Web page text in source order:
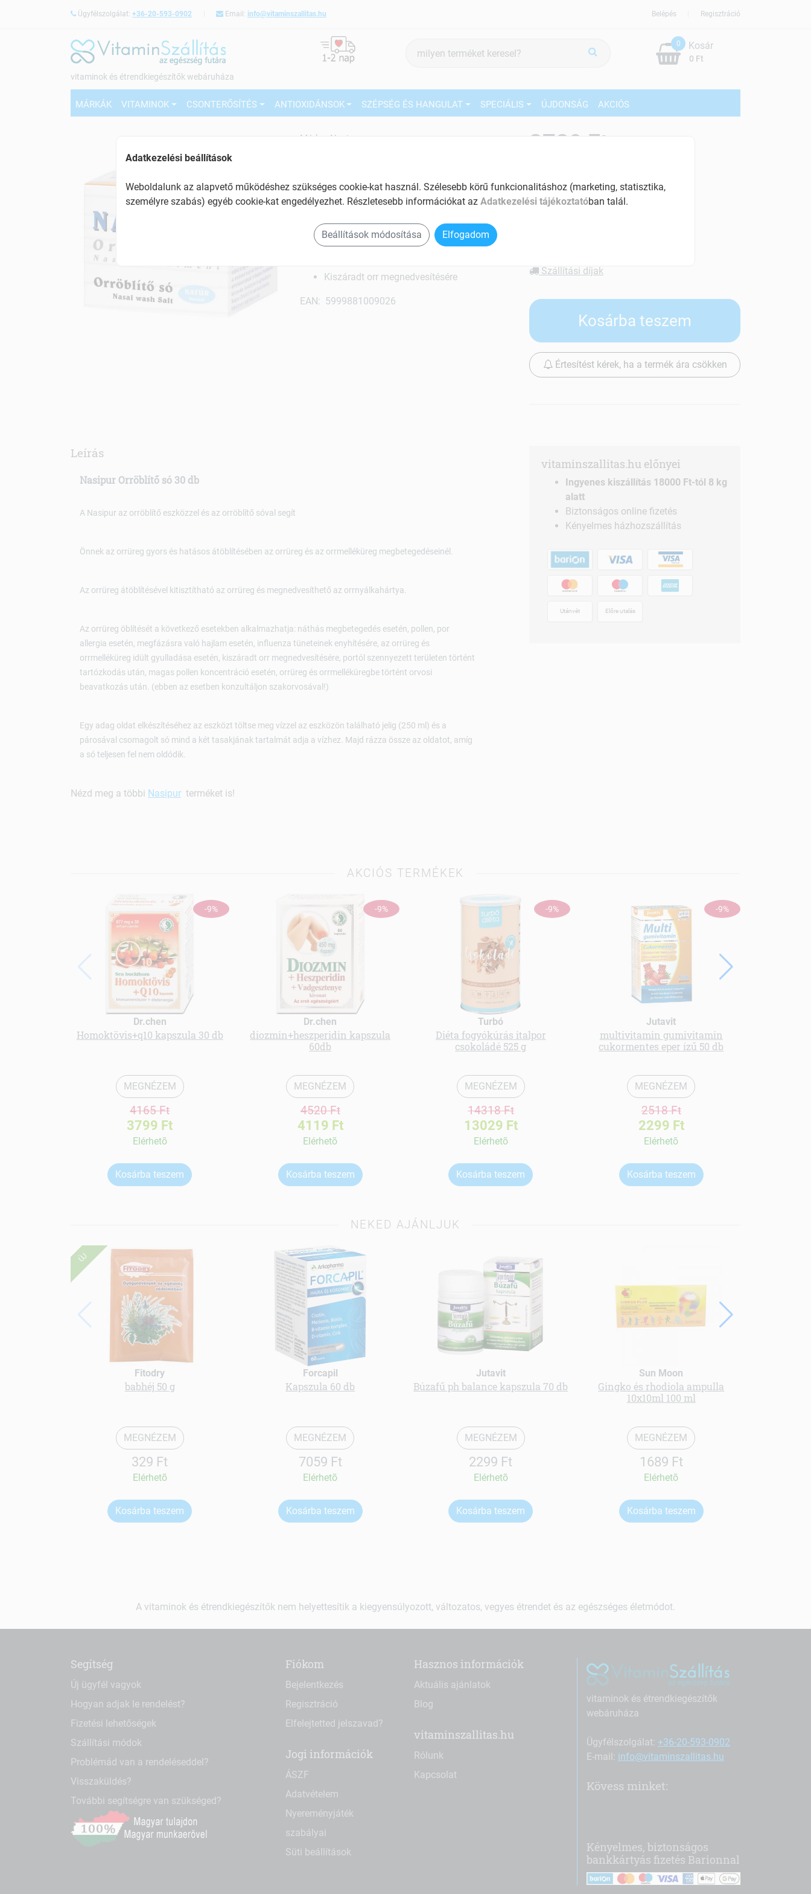
Ügyfélszolgálat: +36-20-593-0902 Email: info@vitaminszallitas.hu Regisztráció
Belépés
vitaminok és étrendkiegészítők webáruháza
keresés
0
0 Ft
Kosár
MÁRKÁK VITAMINOK CSONTERŐSÍTÉS ANTIOXIDÁNSOK SZÉPSÉG ÉS HANGULAT SPECIÁLIS ÚJDONSÁG AKCIÓS
Márka: Nasipur
Tartalom: 30 db
ajánlott
Hatásos a megfázás tüneteinek
Kiszáradt orr megnedvesítésére
EAN: 5999881009026
3729 Ft
Készletinformáció:
Szállítási díjak
Kosárba teszem
Értesítést kérek, ha a termék ára csökken
Leírás
Nasipur Orröblítő só 30 db
A Nasipur az orröblítő eszközzel és az orröblítő sóval segít
Önnek az orrüreg gyors és hatásos átöblítésében az orrüreg és az orrmelléküreg megbetegedéseinél.
Az orrüreg átöblítésével kitisztítható az orrüreg és megnedvesíthető az orrnyálkahártya.
Az orrüreg öblítését a következő esetekben alkalmazhatja: náthás megbetegedés esetén, pollen, por
allergia esetén, megfázásra való hajlam esetén, influenza tüneteinek enyhítésére, az orrüreg és
orrmelléküreg idült gyulladása esetén, kiszáradt orr megnedvesítésére, portól szennyezett területen történt
tartózkodás után, magas pollen koncentráció esetén, orrüreg és orrmelléküregbe történt orvosi
beavatkozás után. (ebben az esetben konzultáljon szakorvosával!)
Egy adag oldat elkészítéséhez az eszközt töltse meg vízzel az eszközön található jelig (250 ml) és a
párosával csomagolt só mind a két tasakjának tartalmát adja a vízhez. Majd rázza össze az oldatot, amíg
a só teljesen fel nem oldódik.
Nézd meg a többi Nasipur terméket is!
vitaminszallitas.hu előnyei
Ingyenes kiszállítás 18000 Ft-tól 8 kg
alatt
Biztonságos online fizetés
Kényelmes házhozszállítás
Utánvét Előre utalás
AKCIÓS TERMÉKEK
-9%
Dr.chen
Homoktövis+q10 kapszula 30 db
MEGNÉZEM
4165 Ft
3799 Ft
Elérhetõ
Kosárba teszem
-9%
Dr.chen
diozmin+heszperidin kapszula
60db
MEGNÉZEM
4520 Ft
4119 Ft
Elérhetõ
Kosárba teszem
-9%
Turbó
Diéta fogyókúrás italpor
csokoládé 525 g
MEGNÉZEM
14318 Ft
13029 Ft
Elérhetõ
Kosárba teszem
-9%
Jutavit
multivitamin gumivitamin
cukormentes eper ízű 50 db
MEGNÉZEM
2518 Ft
2299 Ft
Elérhetõ
Kosárba teszem
NEKED AJÁNLJUK
ÚJ
Fitodry
babhéj 50 g
MEGNÉZEM
329 Ft
Elérhetõ
Kosárba teszem
Forcapil
Kapszula 60 db
MEGNÉZEM
7059 Ft
Elérhetõ
Kosárba teszem
Jutavit
Búzafű ph balance kapszula 70 db
MEGNÉZEM
2299 Ft
Elérhetõ
Kosárba teszem
Sun Moon
Gingko és rhodiola ampulla
10x10ml 100 ml
MEGNÉZEM
1689 Ft
Elérhetõ
Kosárba teszem
A vitaminok és étrendkiegészítők nem helyettesítik a kiegyensúlyozott, változatos, vegyes étrendet és az egészséges életmódot.
Segítség
Új ügyfél vagyok
Hogyan adjak le rendelést?
Fizetési lehetőségek
Szállítási módok
Problémád van a rendeléseddel?
Visszaküldés?
További segítségre van szükséged?
Fiókom
Bejelentkezés
Regisztráció
Elfelejtetted jelszavad?
Jogi információk
ÁSZF
Adatvételem
Nyereményjáték
szabályai
Süti beállítások
Hasznos információk
Aktuális ajánlatok
Blog
vitaminszallitas.hu
Rólunk
Kapcsolat
vitaminok és étrendkiegészítők
webáruháza
Ügyfélszolgálat: +36-20-593-0902
E-mail: info@vitaminszallitas.hu
Kövess minket:
Kényelmes, biztonságos
bankkártyás fizetés Barionnal
Adatkezelési beállítások
Weboldalunk az alapvető működéshez szükséges cookie-kat használ. Szélesebb körű funkcionalitáshoz (marketing, statisztika,
személyre szabás) egyéb cookie-kat engedélyezhet. Részletesebb információkat az Adatkezelési tájékoztatóban talál.
Beállítások módosítása Elfogadom